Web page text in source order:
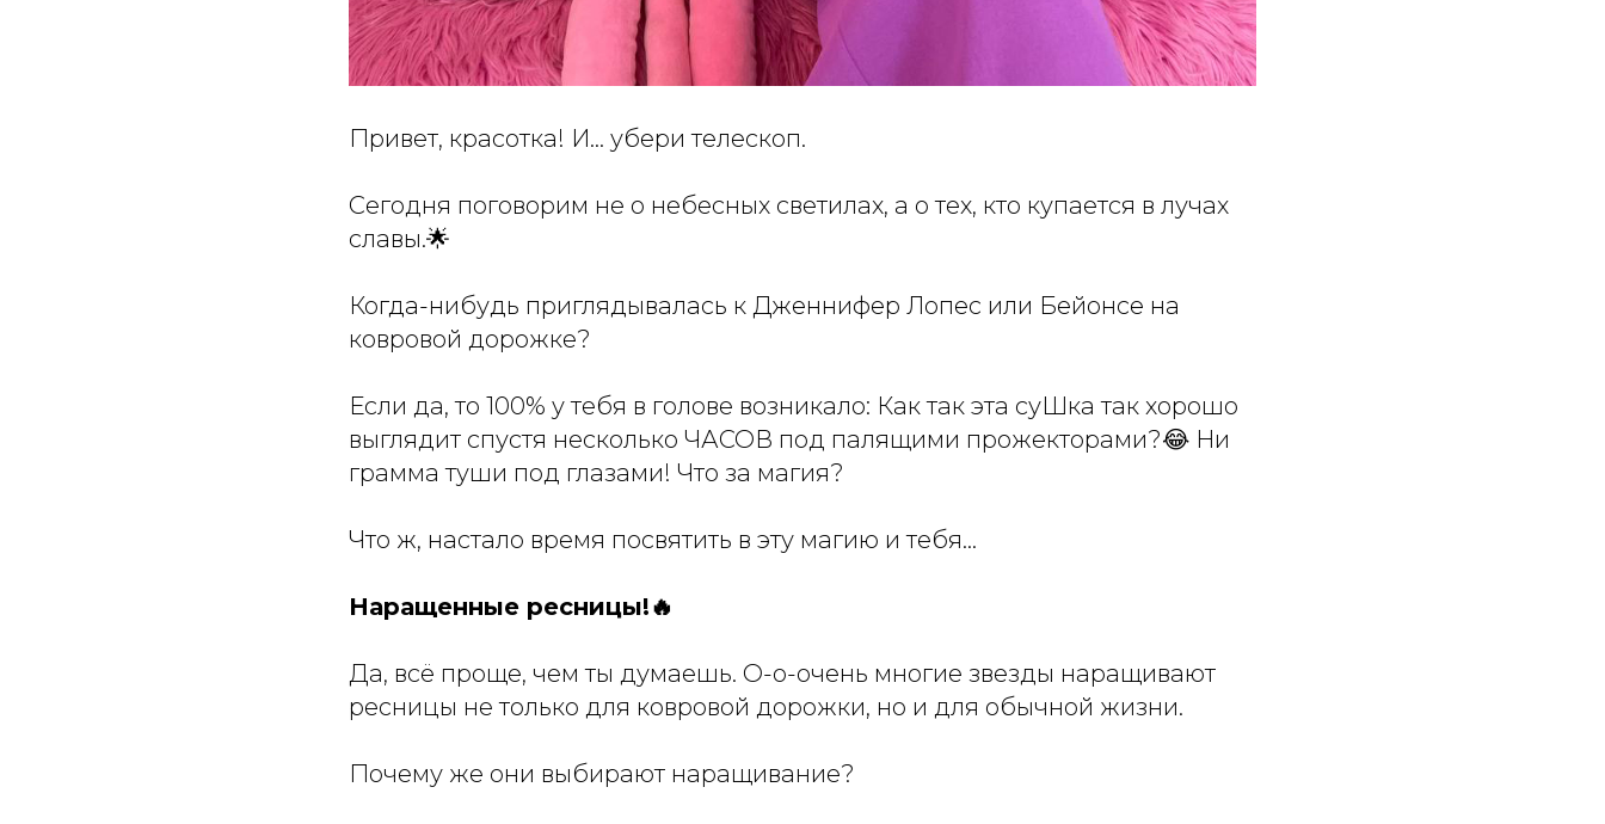
Привет, красотка! И… убери телескоп.
Сегодня поговорим не о небесных светилах, а о тех, кто купается в лучах
славы.🌟
Когда-нибудь приглядывалась к Дженнифер Лопес или Бейонсе на
ковровой дорожке?
Если да, то 100% у тебя в голове возникало: Как так эта суШка так хорошо
выглядит спустя несколько ЧАСОВ под палящими прожекторами?😂 Ни
грамма туши под глазами! Что за магия?
Что ж, настало время посвятить в эту магию и тебя…
Наращенные ресницы!🔥
Да, всё проще, чем ты думаешь. О-о-очень многие звезды наращивают
ресницы не только для ковровой дорожки, но и для обычной жизни.
Почему же они выбирают наращивание?